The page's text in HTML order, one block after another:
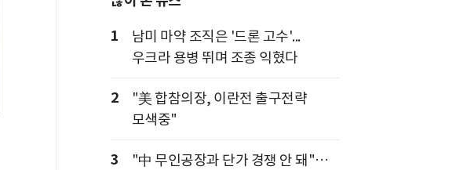
1
남미 마약 조직은 '드론 고수'...
우크라 용병 뛰며 조종 익혔다
2
"美 합참의장, 이란전 출구전략
모색중"
3
"中 무인공장과 단가 경쟁 안 돼"…